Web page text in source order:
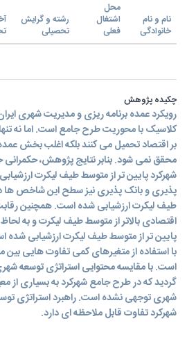
نام و نام
خانوادگی
محل
اشتغال
فعلی
رشته و گرایش
تحصیلی
چکیده پژوهش
رویکرد عمده برنامه ریزی و مدیریت شهری
کلاسیک با محوریت طرح جامع است. اما نه
بر اقتصاد تحمیل می کنند بلکه اغلب بخش
محقق نمی شود. بنابر نتایج پژوهش،
شهرکرد پایین تر از متوسط طیف لیکرت
پذیری و بانک پذیری نیز سطح این شاخص ها در
طیف لیکرت ارزشیابی شده است. همچنین
اقتصادی بالاتر از متوسط طیف لیکرت و به
پایین تر از متوسط طیف لیکرت ارزشیابی
با استفاده از متغیرهای کمی تفاوت هایی بین
است. با مقایسه محتوایی استراتژی توسعه
گردید که در طرح جامع شهرکرد به بسیاری از
شهری توجهی نشده است. راهبرد استراتژی
شهرکرد تفاوت قابل ملاحظه ای دارد.